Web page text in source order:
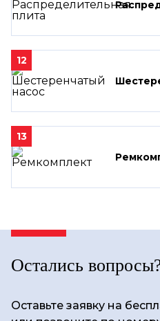
12
13
Остались
Оставьте заявку на